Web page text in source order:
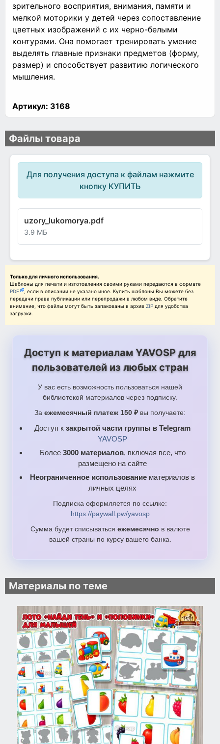
зрительного восприятия, внимания, памяти и
мелкой моторики у детей через сопоставление
цветных изображений с их черно-белыми
контурами. Она помогает тренировать умение
выделять главные признаки предметов (форму,
размер) и способствует развитию логического
мышления.
Артикул: 3168
Файлы товара
Для получения доступа к файлам нажмите
кнопку КУПИТЬ
uzory_lukomorya.pdf
3.9 МБ
Только для личного использования.
Шаблоны для печати и изготовления своими руками передаются в формате
PDF
, если в описании не указано иное. Купить шаблоны Вы можете без
передачи права публикации или перепродажи в любом виде. Обратите
внимание, что файлы могут быть запакованы в архив ZIP для удобства
загрузки.
Доступ к материалам YAVOSP для
пользователей из любых стран
У вас есть возможность пользоваться нашей
библиотекой материалов через подписку.
За ежемесячный платеж 150 ₽ вы получаете:
Доступ к закрытой части группы в Telegram
YAVOSP
Более 3000 материалов, включая все, что
размещено на сайте
Неограниченное использование материалов в
личных целях
Подписка оформляется по ссылке:
https://paywall.pw/yavosp
Сумма будет списываться ежемесячно в валюте
вашей страны по курсу вашего банка.
Материалы по теме